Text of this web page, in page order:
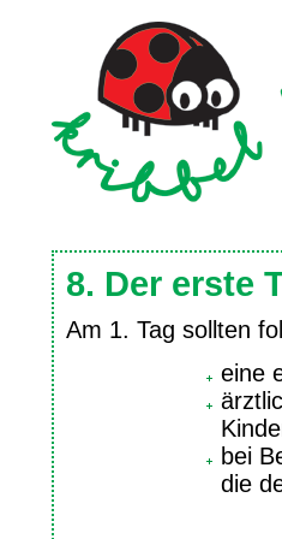
8. Der erste
Am 1. Tag sollten
eine
bei
die